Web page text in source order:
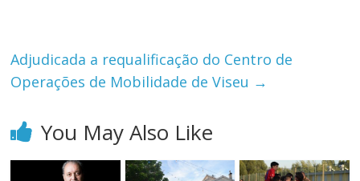
Adjudicada a requalificação do Centro de
Operações de Mobilidade de Viseu →
You May Also Like